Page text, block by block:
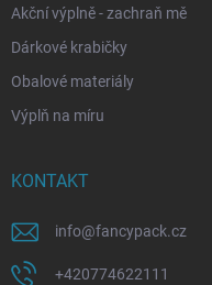
Akční výplně - zachraň mě
Dárkové krabičky
Obalové materiály
Výplň na míru
KONTAKT
info@fancypack.cz
+420774622111